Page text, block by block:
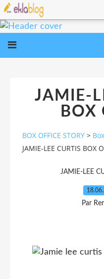
JAMIE-
BOX
BOX OFFICE STORY >
JAMIE-LEE CURTIS BOX
JAMIE-LEE
Par